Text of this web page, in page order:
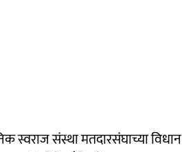
स्वराज संस्था मतदारसंघाच्या विधान